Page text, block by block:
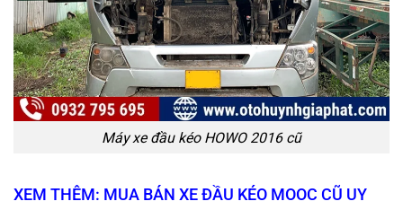
Máy xe đầu kéo HOWO 2016 cũ
XEM THÊM: MUA BÁN XE ĐẦU KÉO MOOC CŨ UY